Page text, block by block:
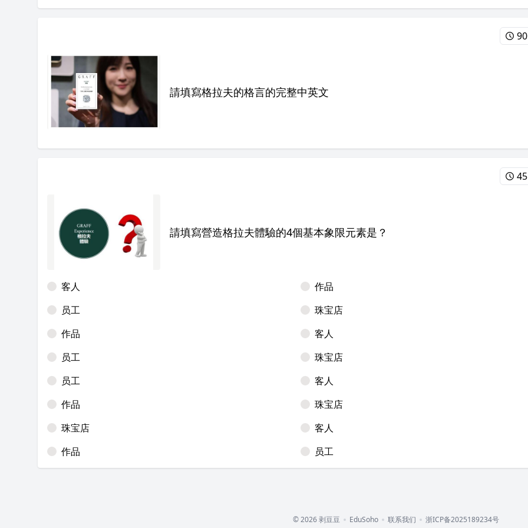
請填寫格拉夫的格言的完整中英文
請填寫營造格拉夫體驗的4個基本象限元素是？
客人
作品
员工
珠宝店
作品
客人
员工
珠宝店
员工
客人
作品
珠宝店
珠宝店
客人
作品
员工
© 2026 剥豆豆 EduSoho 联系我们 浙ICP备2025189234号